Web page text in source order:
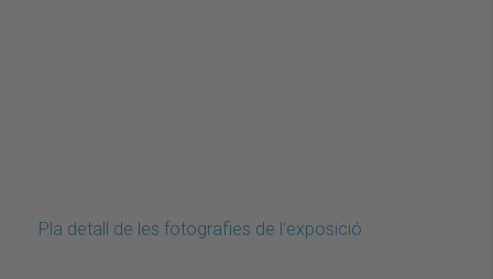
Pla detall de les fotografies de l'exposició